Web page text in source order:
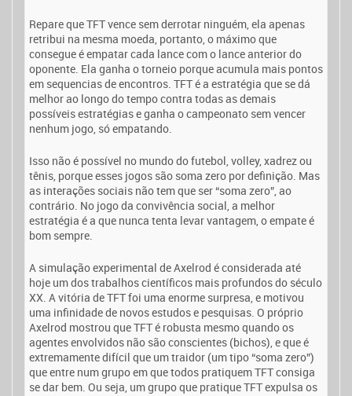
Repare que TFT vence sem derrotar ninguém, ela apenas
retribui na mesma moeda, portanto, o máximo que
consegue é empatar cada lance com o lance anterior do
oponente. Ela ganha o torneio porque acumula mais pontos
em sequencias de encontros. TFT é a estratégia que se dá
melhor ao longo do tempo contra todas as demais
possíveis estratégias e ganha o campeonato sem vencer
nenhum jogo, só empatando.
Isso não é possível no mundo do futebol, volley, xadrez ou
tênis, porque esses jogos são soma zero por definição. Mas
as interações sociais não tem que ser “soma zero”, ao
contrário. No jogo da convivência social, a melhor
estratégia é a que nunca tenta levar vantagem, o empate é
bom sempre.
A simulação experimental de Axelrod é considerada até
hoje um dos trabalhos científicos mais profundos do século
XX. A vitória de TFT foi uma enorme surpresa, e motivou
uma infinidade de novos estudos e pesquisas. O próprio
Axelrod mostrou que TFT é robusta mesmo quando os
agentes envolvidos não são conscientes (bichos), e que é
extremamente difícil que um traidor (um tipo “soma zero”)
que entre num grupo em que todos pratiquem TFT consiga
se dar bem. Ou seja, um grupo que pratique TFT expulsa os